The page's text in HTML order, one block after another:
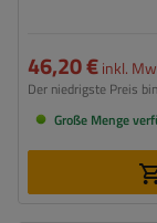
46,20 €inkl.
Der niedrigste Preis
Große Menge